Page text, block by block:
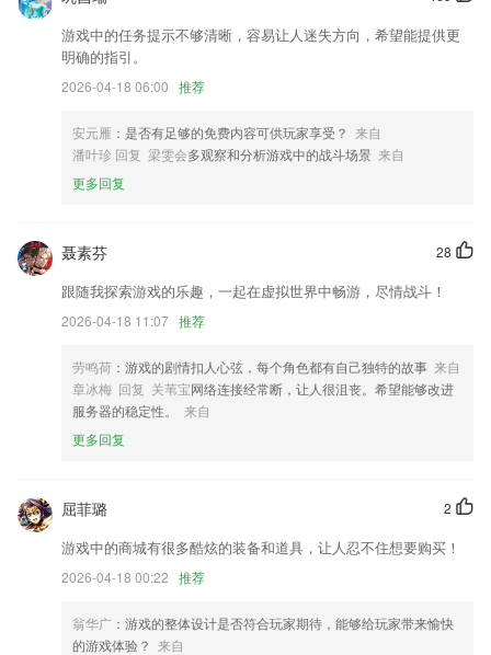
我们会继续打磨产品，不断更新和优化，也欢迎您将意见和建议通过反馈
告知我们，感谢您的支持。
优化图片处理功能
：收到的文字信息，点哪里就读哪里
以上就是红米游戏软件的介绍，如果您喜欢这款软件，您可以到应用商店
游戏中的任务提示不够清晰，容易让人迷失方向，希望能提供更
明确的指引。
2026-04-18 06:00 推荐
安元雁 ：是否有足够的免费内容可供玩家享受？ 来自
潘叶珍 回复 梁雯会多观察和分析游戏中的战斗场景 来自
更多回复
28
聂素芬
跟随我探索游戏的乐趣，一起在虚拟世界中畅游，尽情战斗！
2026-04-18 11:07 推荐
劳鸣荷 ：游戏的剧情扣人心弦，每个角色都有自己独特的故事 来自
章冰梅 回复 关苇宝网络连接经常断，让人很沮丧。希望能够改进
服务器的稳定性。
来自
更多回复
2
屈菲璐
游戏中的商城有很多酷炫的装备和道具，让人忍不住想要购买！
2026-04-18 00:22 推荐
翁华广 ：游戏的整体设计是否符合玩家期待，能够给玩家带来愉快
的游戏体验？ 来自